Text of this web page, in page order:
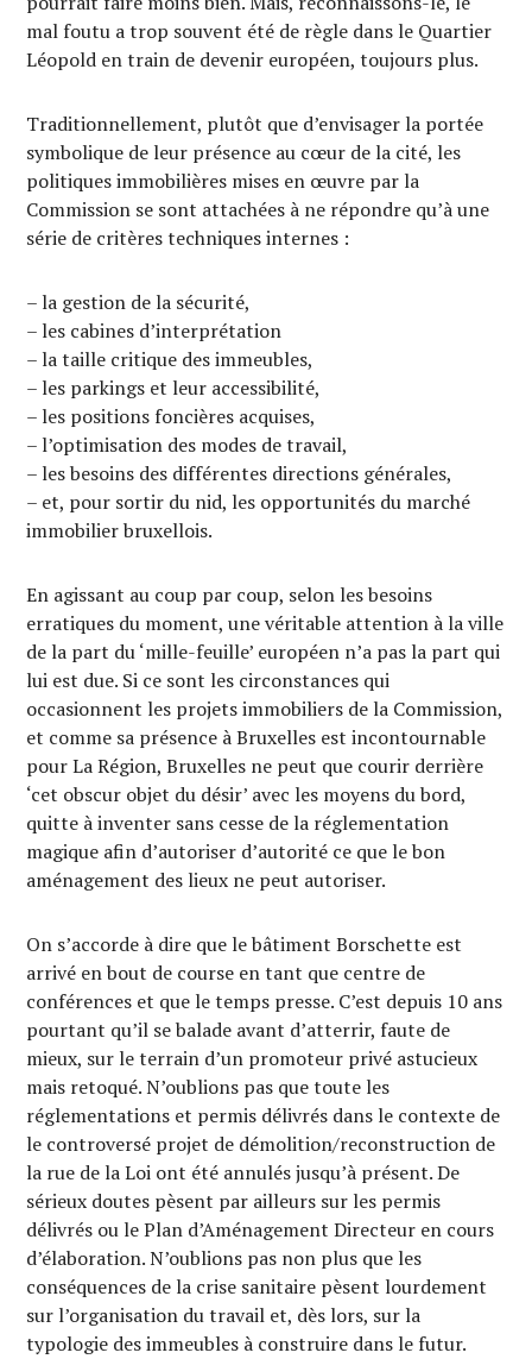
mal foutu a trop souvent été de règle dans le Quartier
Léopold en train de devenir européen, toujours plus.
Traditionnellement, plutôt que d’envisager la portée
symbolique de leur présence au cœur de la cité, les
politiques immobilières mises en œuvre par la
Commission se sont attachées à ne répondre qu’à une
série de critères techniques internes :
– la gestion de la sécurité,
– les cabines d’interprétation
– la taille critique des immeubles,
– les parkings et leur accessibilité,
– les positions foncières acquises,
– l’optimisation des modes de travail,
– les besoins des différentes directions générales,
– et, pour sortir du nid, les opportunités du marché
immobilier bruxellois.
En agissant au coup par coup, selon les besoins
erratiques du moment, une véritable attention à la ville
de la part du ‘mille-feuille’ européen n’a pas la part qui
lui est due. Si ce sont les circonstances qui
occasionnent les projets immobiliers de la Commission,
et comme sa présence à Bruxelles est incontournable
pour La Région, Bruxelles ne peut que courir derrière
‘cet obscur objet du désir’ avec les moyens du bord,
quitte à inventer sans cesse de la réglementation
magique afin d’autoriser d’autorité ce que le bon
aménagement des lieux ne peut autoriser.
On s’accorde à dire que le bâtiment Borschette est
arrivé en bout de course en tant que centre de
conférences et que le temps presse. C’est depuis 10 ans
pourtant qu’il se balade avant d’atterrir, faute de
mieux, sur le terrain d’un promoteur privé astucieux
mais retoqué. N’oublions pas que toute les
réglementations et permis délivrés dans le contexte de
le controversé projet de démolition/reconstruction de
la rue de la Loi ont été annulés jusqu’à présent. De
sérieux doutes pèsent par ailleurs sur les permis
délivrés ou le Plan d’Aménagement Directeur en cours
d’élaboration. N’oublions pas non plus que les
conséquences de la crise sanitaire pèsent lourdement
sur l’organisation du travail et, dès lors, sur la
typologie des immeubles à construire dans le futur.